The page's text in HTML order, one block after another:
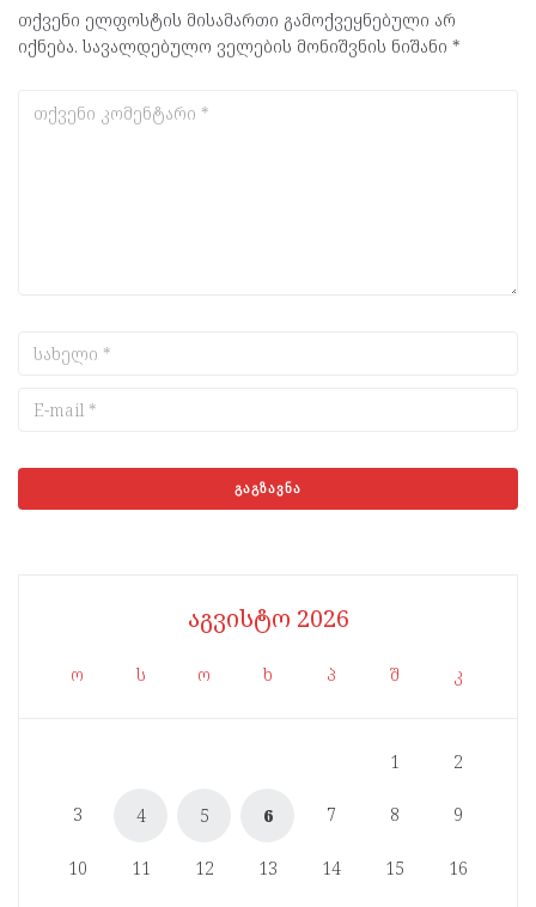
თქვენი ელფოსტის მისამართი გამოქვეყნებული არ
იქნება. სავალდებულო ველების მონიშვნის ნიშანი *
აგვისტო 2026
ო ს ო ხ პ შ კ
1 2
3 4 5 6 7 8 9
10 11 12 13 14 15 16